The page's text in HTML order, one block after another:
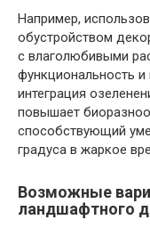
Например,
обустройством
с влаголюбивыми
функциональность и
интеграция
повышает
способствующий
градуса в жаркое
Возможные
ландшафтного